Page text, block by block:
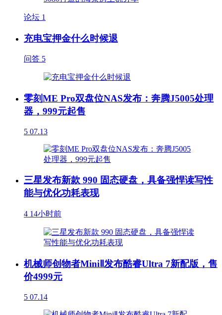
论坛 1
充电宝押金什么时候退
问答 5
零刻ME Pro双盘位NAS发布：奔腾J5005处理
器，999元起售
5 07.13
三星发布新款 990 固态硬盘，具备强悍读写性
能与优化功耗表现
4 14小时前
机械师创物者MiniⅡ发布酷睿Ultra 7新配版，售
价4999元
5 07.14